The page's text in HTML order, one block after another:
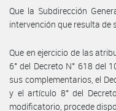
Que la Subdirección
intervención que resulta de
Que en ejercicio de las
6° del Decreto N° 618 del
sus complementarios, el
y el artículo 8° del
modificatorio, procede